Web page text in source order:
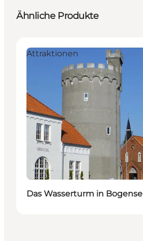
Ähnliche Produkte
Attraktionen
Das Wasserturm in Bogense